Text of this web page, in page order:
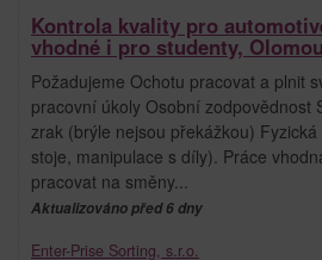
Kontrola kvality pro
vhodné i pro studenty,
Požadujeme Ochotu pracovat a plnit
pracovní úkoly Osobní zodpovědnost
zrak (brýle nejsou překážkou)
stoje, manipulace s díly). Práce
pracovat na směny...
Aktualizováno před 6 dny
Enter-Prise Sorting, s.r.o.